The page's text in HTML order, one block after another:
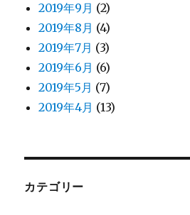
2019年9月 (2)
2019年8月 (4)
2019年7月 (3)
2019年6月 (6)
2019年5月 (7)
2019年4月 (13)
カテゴリー